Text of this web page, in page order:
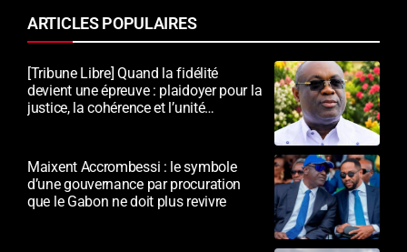
ARTICLES POPULAIRES
[Tribune Libre] Quand la fidélité
devient une épreuve : plaidoyer pour la
justice, la cohérence et l’unité
Maixent Accrombessi : le symbole
d’une gouvernance par procuration
que le Gabon ne doit plus revivre